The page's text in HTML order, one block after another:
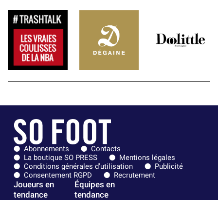
Abonnements
Contacts
La boutique SO PRESS
Mentions légales
Conditions générales d'utilisation
Publicité
Consentement RGPD
Recrutement
Joueurs en
tendance
Équipes en
tendance